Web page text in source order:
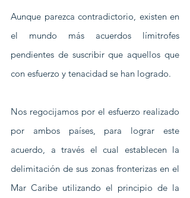
Aunque parezca contradictorio, existen en
el mundo más acuerdos límitrofes
pendientes de suscribir que aquellos que
con esfuerzo y tenacidad se han logrado.
Nos regocijamos por el esfuerzo realizado
por ambos países, para lograr este
acuerdo, a través el cual establecen la
delimitación de sus zonas fronterizas en el
Mar Caribe utilizando el principio de la